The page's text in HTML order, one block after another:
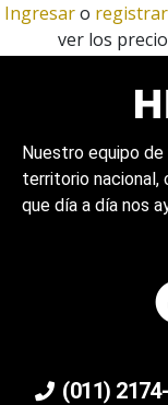
Ingresaro
ver los
Nuestro equipo
territorio nacional,
que día a día nos
(011)